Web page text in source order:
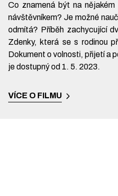
Co znamená být na
návštěvníkem? Je možné
odmítá? Příběh zachycující
Zdenky, která se s rodinou
Dokument o volnosti, přijetí a
je dostupný od 1. 5. 2023.
VÍCE O FILMU